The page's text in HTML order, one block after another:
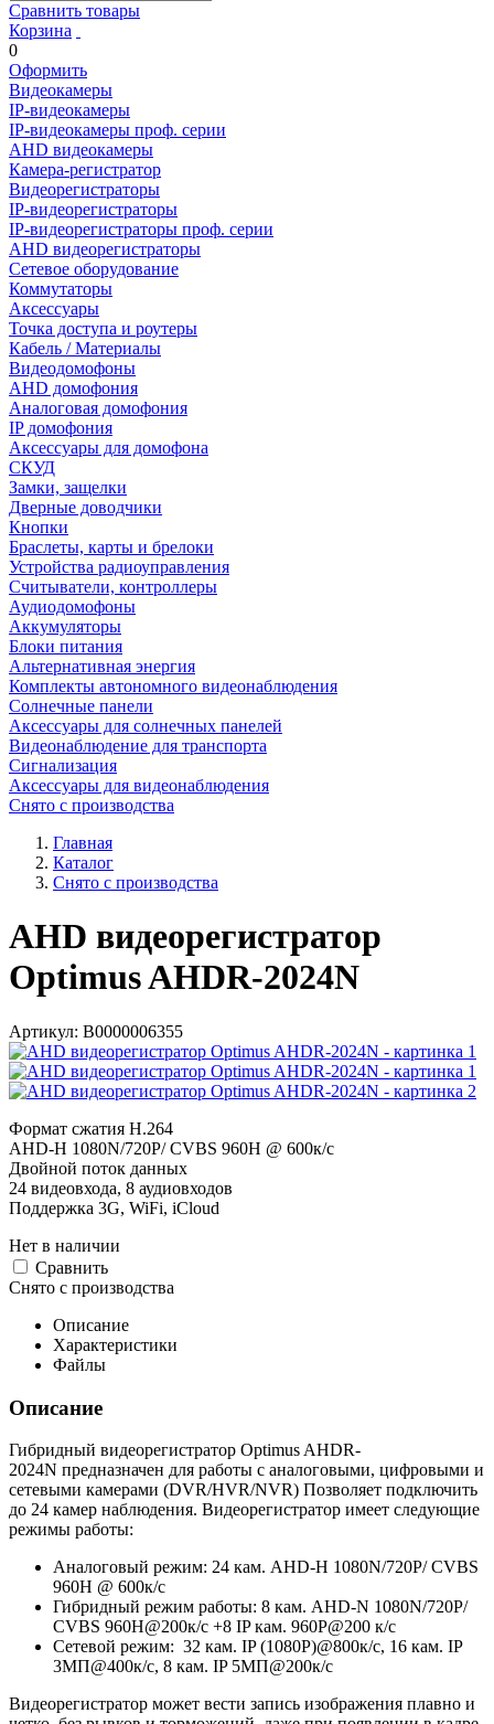
Сравнить товары
Корзина
0
Оформить
Видеокамеры
IP-видеокамеры
IP-видеокамеры проф. серии
AHD видеокамеры
Камера-регистратор
Видеорегистраторы
IP-видеорегистраторы
IP-видеорегистраторы проф. серии
AHD видеорегистраторы
Сетевое оборудование
Коммутаторы
Аксессуары
Точка доступа и роутеры
Кабель / Материалы
Видеодомофоны
AHD домофония
Аналоговая домофония
IP домофония
Аксессуары для домофона
СКУД
Замки, защелки
Дверные доводчики
Кнопки
Браслеты, карты и брелоки
Устройства радиоуправления
Считыватели, контроллеры
Аудиодомофоны
Аккумуляторы
Блоки питания
Альтернативная энергия
Комплекты автономного видеонаблюдения
Солнечные панели
Аксессуары для солнечных панелей
Видеонаблюдение для транспорта
Сигнализация
Аксессуары для видеонаблюдения
Снято с производства
Главная
Каталог
Снято с производства
AHD видеорегистратор
Optimus AHDR-2024N
Артикул: В0000006355
Формат сжатия H.264
AHD-H 1080N/720P/ CVBS 960H @ 600к/с
Двойной поток данных
24 видеовхода, 8 аудиовходов
Поддержка 3G, WiFi, iCloud
Нет в наличии
Cравнить
Снято с производства
Описание
Характеристики
Файлы
Описание
Гибридный видеорегистратор Optimus AHDR-
2024N предназначен для работы с аналоговыми, цифровыми и
сетевыми камерами (DVR/HVR/NVR) Позволяет подключить
до 24 камер наблюдения. Видеорегистратор имеет следующие
режимы работы:
Аналоговый режим: 24 кам. AHD-H 1080N/720P/ CVBS
960H @ 600к/с
Гибридный режим работы: 8 кам. AHD-N 1080N/720P/
CVBS 960H@200к/с +8 IP кам. 960P@200 к/с
Сетевой режим: 32 кам. IP (1080P)@800к/с, 16 кам. IP
3МП@400к/с, 8 кам. IP 5МП@200к/с
Видеорегистратор может вести запись изображения плавно и